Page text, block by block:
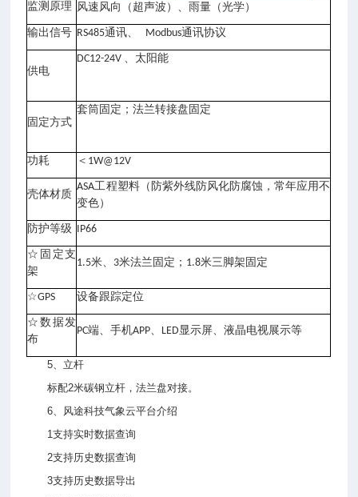
监测原理 风速风向（超声波）、雨量（光学）
输出信号 RS485通讯、 Modbus通讯协议
供电
DC12-24V 、太阳能
固定方式
套筒固定；法兰转接盘固定
功耗 ＜1W@12V
壳体材质
ASA工程塑料（防紫外线防风化防腐蚀，常年应用不
变色）
防护等级 IP66
☆固定支
架
1.5米、3米法兰固定；1.8米三脚架固定
☆GPS 设备跟踪定位
☆数据发
布
PC端、手机APP、LED显示屏、液晶电视展示等
5、立杆
标配2米碳钢立杆，法兰盘对接。
6、风途科技气象云平台介绍
1支持实时数据查询
2支持历史数据查询
3支持历史数据导出